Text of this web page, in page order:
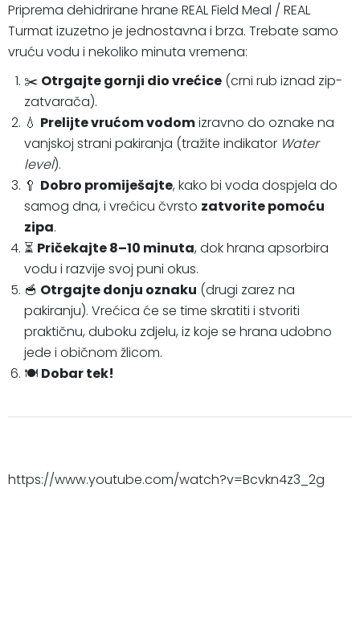
Priprema dehidrirane hrane REAL Field Meal / REAL
Turmat izuzetno je jednostavna i brza. Trebate samo
vruću vodu i nekoliko minuta vremena:
✂️ Otrgajte gornji dio vrećice (crni rub iznad zip-
zatvarača).
💧 Prelijte vrućom vodomizravno do oznake na
vanjskoj strani pakiranja (tražite indikator Water
level).
🥄 Dobro promiješajte, kako bi voda dospjela do
samog dna, i vrećicu čvrsto zatvorite pomoću
zipa.
⏳ Pričekajte 8–10 minuta, dok hrana apsorbira
vodu i razvije svoj puni okus.
🥣 Otrgajte donju oznaku (drugi zarez na
pakiranju). Vrećica će se time skratiti i stvoriti
praktičnu, duboku zdjelu, iz koje se hrana udobno
jede i običnom žlicom.
🍽️ Dobar tek!
https://www.youtube.com/watch?v=Bcvkn4z3_2g